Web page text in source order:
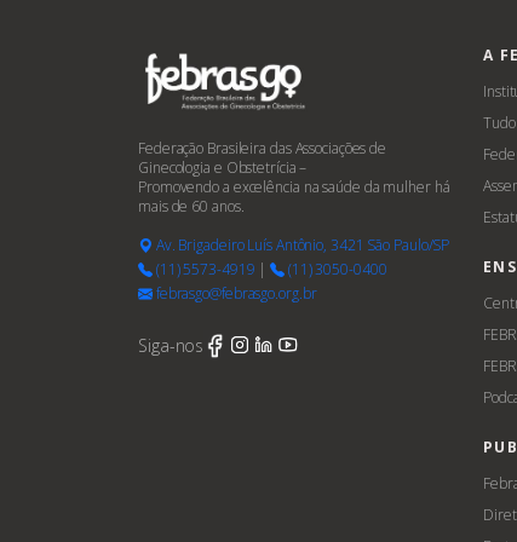
Federação Brasileira das Associações de
Ginecologia e Obstetrícia –
Promovendo a excelência na saúde da mulher há
mais de 60 anos.
Av. Brigadeiro Luís Antônio, 3421 São Paulo/SP
(11) 5573-4919 |
(11) 3050-0400
febrasgo@febrasgo.org.br
Siga-nos
A